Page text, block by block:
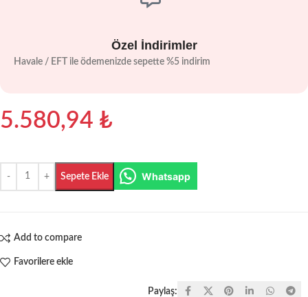
Özel İndirimler
Havale / EFT ile ödemenizde sepette %5 indirim
5.580,94 ₺
Sepete Ekle Whatsapp
Add to compare
Favorilere ekle
Paylaş: